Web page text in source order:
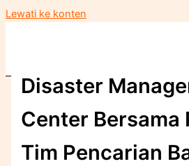
Lewati ke konten
Disaster
Center Bersama
Tim Pencarian